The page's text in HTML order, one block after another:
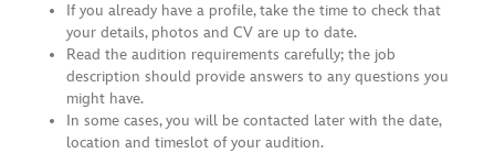
If you already have a profile, take the time to check that
your details, photos and CV are up to date.
Read the audition requirements carefully; the job
description should provide answers to any questions you
might have.
In some cases, you will be contacted later with the date,
location and timeslot of your audition.